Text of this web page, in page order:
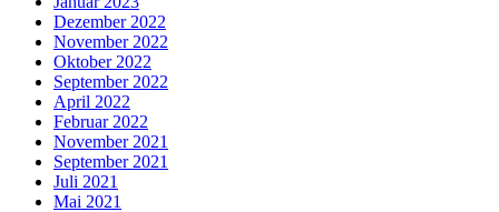
Dezember 2022
November 2022
Oktober 2022
September 2022
April 2022
Februar 2022
November 2021
September 2021
Juli 2021
Mai 2021